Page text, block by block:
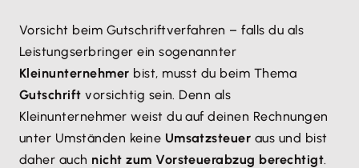
Vorsicht beim Gutschriftverfahren – falls du als
Leistungserbringer ein sogenannter
Kleinunternehmer bist, musst du beim Thema
Gutschrift vorsichtig sein. Denn als
Kleinunternehmer weist du auf deinen Rechnungen
unter Umständen keine Umsatzsteuer aus und bist
daher auch nicht zum Vorsteuerabzug berechtigt.